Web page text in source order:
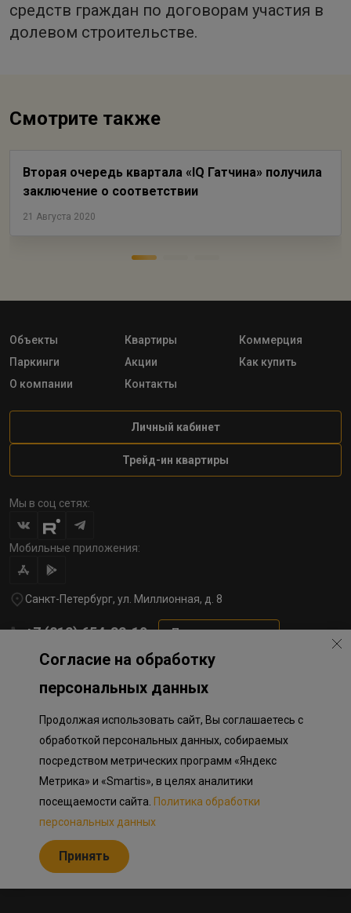
средств граждан по договорам участия в
долевом строительстве.
Смотрите также
Вторая очередь квартала «IQ Гатчина» получила
заключение о соответствии
21 Августа 2020
Объекты Квартиры
Коммерция
Паркинги
Акции
Как купить
О компании
Контакты
Личный кабинет
Трейд-ин квартиры
Мы в соц сетях:
Мобильные приложения:
Санкт-Петербург, ул. Миллионная, д. 8
+7 (812) 654-32-10 Перезвоните мне
lst@78stroy.ru
Политика обработки персональных данных
Информация о плановом направлении средств
Правила программы лояльности
Разработка сайта «Пикмедиа»
Информация, представленная на сайте, носит исключительно
ознакомительный характер, не является публичной офертой,
Российской Федерации. Представленные изображения объектов
долевого строительства носят предварительный ознакомительный
характер и могут отличаться от фактических проектных решений,
Согласие на обработку
персональных данных
Продолжая использовать сайт, Вы соглашаетесь с
обработкой персональных данных, собираемых
посредством метрических программ «Яндекс
Метрика» и «Smartis», в целях аналитики
посещаемости сайта. Политика обработки
персональных данных
Принять